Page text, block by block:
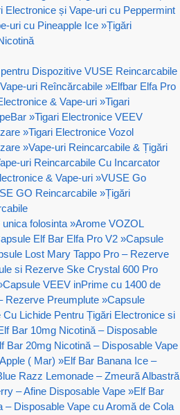
Electronice și Vape-uri cu Peppermint
uri cu Pineapple Ice »Țigări
Dispozitive VUSE Reincarcabile
uri Reîncărcabile »Elfbar Elfa Pro
& Vape-uri »Tigari
»Tigari Electronice VEEV
»Tigari Electronice Vozol
»Vape-uri Reincarcabile & Țigări
uri Reincarcabile Cu Incarcator
& Vape-uri »VUSE Go
GO Reincarcabile »Țigări
unica folosinta »Arome VOZOL
Elf Bar Elfa Pro V2 »Capsule
Lost Mary Tappo Pro – Rezerve
si Rezerve Ske Crystal 600 Pro
Capsule VEEV inPrime cu 1400 de
Rezerve Preumplute »Capsule
Cu Lichide Pentru Țigări Electronice si
Bar 10mg Nicotină – Disposable
Bar 20mg Nicotină – Disposable Vape
( Mar) »Elf Bar Banana Ice –
Razz Lemonade – Zmeură Albastră
– Afine Disposable Vape »Elf Bar
– Disposable Vape cu Aromă de Cola